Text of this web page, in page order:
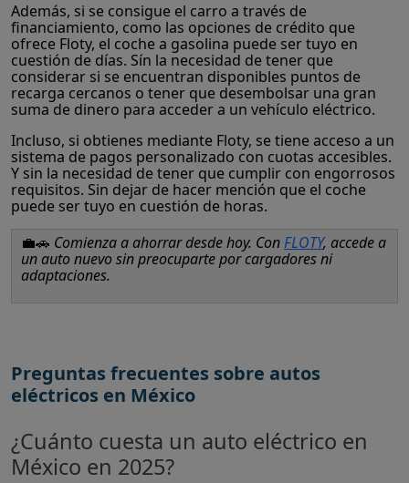
Además, si se consigue el carro a través de
financiamiento, como las opciones de crédito que
ofrece Floty, el coche a gasolina puede ser tuyo en
cuestión de días. Sín la necesidad de tener que
considerar si se encuentran disponibles puntos de
recarga cercanos o tener que desembolsar una gran
suma de dinero para acceder a un vehículo eléctrico.
Incluso, si obtienes mediante Floty, se tiene acceso a un
sistema de pagos personalizado con cuotas accesibles.
Y sin la necesidad de tener que cumplir con engorrosos
requisitos. Sin dejar de hacer mención que el coche
puede ser tuyo en cuestión de horas.
💼🚗 Comienza a ahorrar desde hoy. ConFLOTY, accede a
un auto nuevo sin preocuparte por cargadores ni
adaptaciones.
Preguntas frecuentes sobre autos
eléctricos en México
¿Cuánto cuesta un auto eléctrico en
México en 2025?